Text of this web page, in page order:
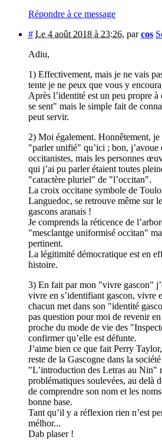
Répondre à ce message
# Le 4 août 2018 à 23:26, parcos
Adiu,
1) Effectivement, mais je ne vais
tente je ne peux que vous y
Après l’identité est un peu propre
se sent" mais le simple fait de
peut servir.
2) Moi également. Honnêtement, je
"parler unifié" qu’ici ; bon, j’avoue
occitanistes, mais les personnes
qui j’ai pu parler étaient toutes
"caractère pluriel" de "l’occitan".
La croix occitane symbole de
Languedoc, se retrouve même sur
gascons aranais !
Je comprends la réticence de
"mesclantge uniformisé occitan"
pertinent.
La légitimité démocratique est en
histoire.
3) En fait par mon "vivre gascon"
vivre en s’identifiant gascon, vivre
chacun met dans son "identité
pas question pour moi de revenir
proche du mode de vie des
confirmer qu’elle est défunte.
J’aime bien ce que fait Perry
reste de la Gascogne dans la
"L’introduction des Letras au Nin"
problématiques soulevées, au delà
de comprendre son nom et les
bonne base.
Tant qu’il y a réflexion rien n’est
mélhor...
Dab plaser !